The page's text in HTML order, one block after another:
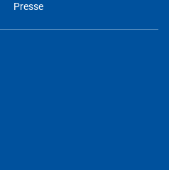
Presse